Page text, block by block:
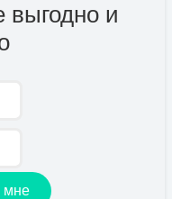
и
мне